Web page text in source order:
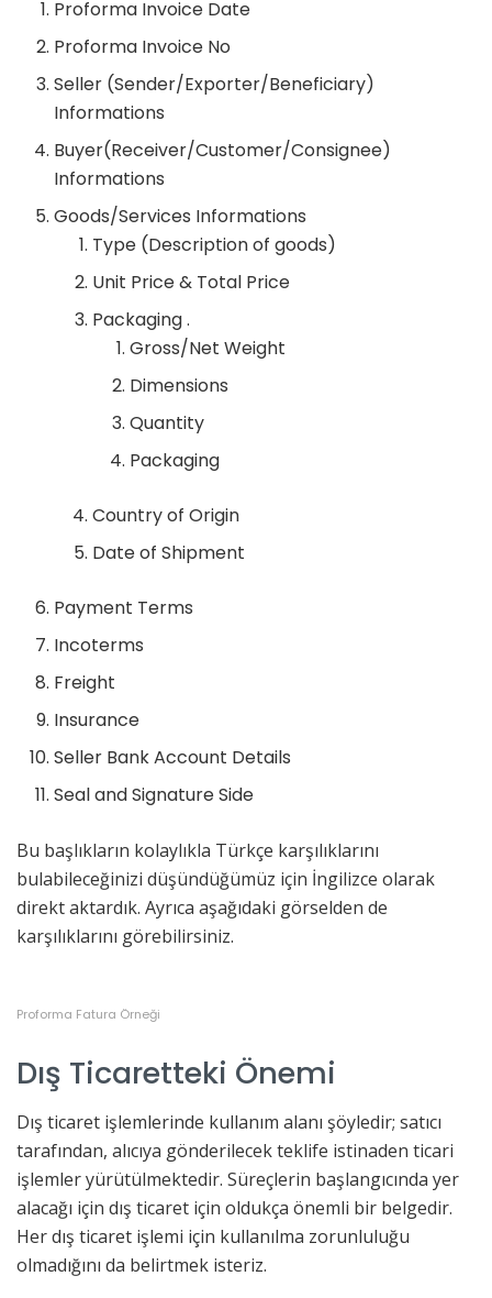
Proforma Invoice Date
Proforma Invoice No
Seller (Sender/Exporter/Beneficiary)
Informations
Buyer(Receiver/Customer/Consignee)
Informations
Goods/Services Informations
Type (Description of goods)
Unit Price & Total Price
Packaging .
Gross/Net Weight
Dimensions
Quantity
Packaging
Country of Origin
Date of Shipment
Payment Terms
Incoterms
Freight
Insurance
Seller Bank Account Details
Seal and Signature Side
Bu başlıkların kolaylıkla Türkçe karşılıklarını
bulabileceğinizi düşündüğümüz için İngilizce olarak
direkt aktardık. Ayrıca aşağıdaki görselden de
karşılıklarını görebilirsiniz.
Proforma Fatura Örneği
Dış Ticaretteki Önemi
Dış ticaret işlemlerinde kullanım alanı şöyledir; satıcı
tarafından, alıcıya gönderilecek teklife istinaden ticari
işlemler yürütülmektedir. Süreçlerin başlangıcında yer
alacağı için dış ticaret için oldukça önemli bir belgedir.
Her dış ticaret işlemi için kullanılma zorunluluğu
olmadığını da belirtmek isteriz.